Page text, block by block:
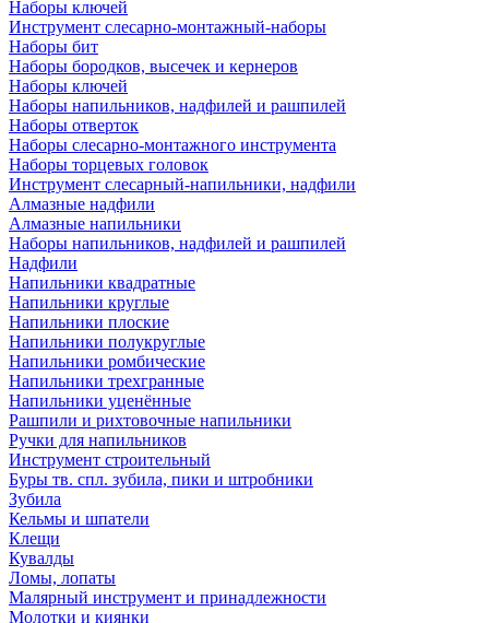
Наборы ключей
Инструмент слесарно-монтажный-наборы
Наборы бит
Наборы бородков, высечек и кернеров
Наборы ключей
Наборы напильников, надфилей и рашпилей
Наборы отверток
Наборы слесарно-монтажного инструмента
Наборы торцевых головок
Инструмент слесарный-напильники, надфили
Алмазные надфили
Алмазные напильники
Наборы напильников, надфилей и рашпилей
Надфили
Напильники квадратные
Напильники круглые
Напильники плоские
Напильники полукруглые
Напильники ромбические
Напильники трехгранные
Напильники уценённые
Рашпили и рихтовочные напильники
Ручки для напильников
Инструмент строительный
Буры тв. спл. зубила, пики и штробники
Зубила
Кельмы и шпатели
Клещи
Кувалды
Ломы, лопаты
Малярный инструмент и принадлежности
Молотки и киянки